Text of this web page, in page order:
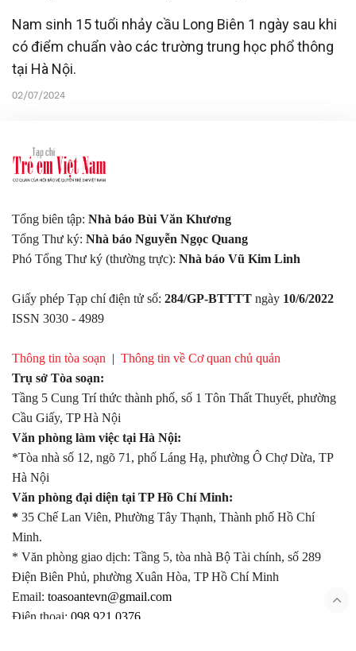
Nam sinh 15 tuổi nhảy cầu Long Biên 1 ngày sau khi
có điểm chuẩn vào các trường trung học phổ thông
tại Hà Nội.
02/07/2024
Tổng biên tập: Nhà báo Bùi Văn Khương
Tổng Thư ký: Nhà báo Nguyễn Ngọc Quang
Phó Tổng Thư ký (thường trực): Nhà báo Vũ Kim Linh
Giấy phép Tạp chí điện tử số: 284/GP-BTTTT ngày 10/6/2022
ISSN 3030 - 4989
Thông tin tòa soạn | Thông tin về Cơ quan chủ quản
Trụ sở Tòa soạn:
Tầng 5 Cung Trí thức thành phố, số 1 Tôn Thất Thuyết, phường
Cầu Giấy, TP Hà Nội
Văn phòng làm việc tại Hà Nội:
*Tòa nhà số 12, ngõ 71, phố Láng Hạ, phường Ô Chợ Dừa, TP
Hà Nội
Văn phòng đại diện tại TP Hồ Chí Minh:
* 35 Chế Lan Viên, Phường Tây Thạnh, Thành phố Hồ Chí
Minh.
* Văn phòng giao dịch: Tầng 5, tòa nhà Bộ Tài chính, số 289
Điện Biên Phủ, phường Xuân Hòa, TP Hồ Chí Minh
Email: toasoantevn@gmail.com
Điện thoại: 098.921.0376